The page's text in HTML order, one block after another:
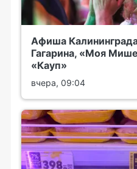
Афиша
Гагарина, «Моя
«Кауп»
вчера, 09:04